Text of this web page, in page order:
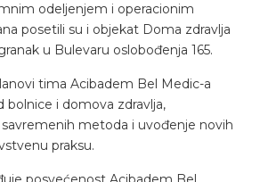
odeljenjem i operacionim
posetili su i objekat Doma zdravlja
u Bulevaru oslobođenja 165.
tima Acibadem Bel Medic-a
bolnice i domova zdravlja,
savremenih metoda i uvođenje novih
praksu.